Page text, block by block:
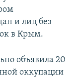
и лиц без
в Крым.
объявила 20
оккупации